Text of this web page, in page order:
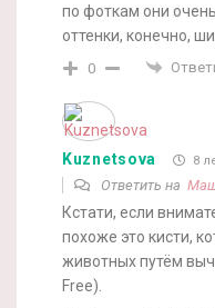
по фоткам они
оттенки, конечно,
0
Kuznetsova 8
Ответить на
Кстати, если
похоже это кисти,
животных путём
Free).